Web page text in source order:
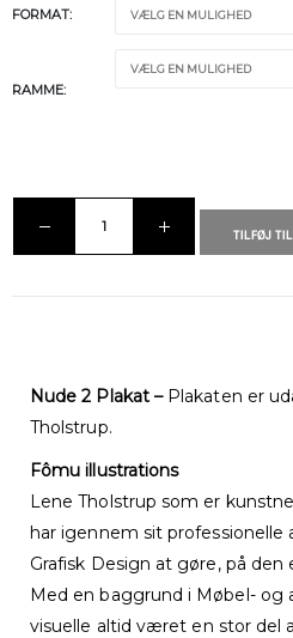
FORMAT
RAMME
TILFØJ
Nude 2 Plakat –Plakaten er
Tholstrup.
Fômu illustrations
Lene Tholstrup som er
har igennem sit professionelle
Grafisk Design at gøre, på den
Med en baggrund i Møbel- og
visuelle altid været en stor del